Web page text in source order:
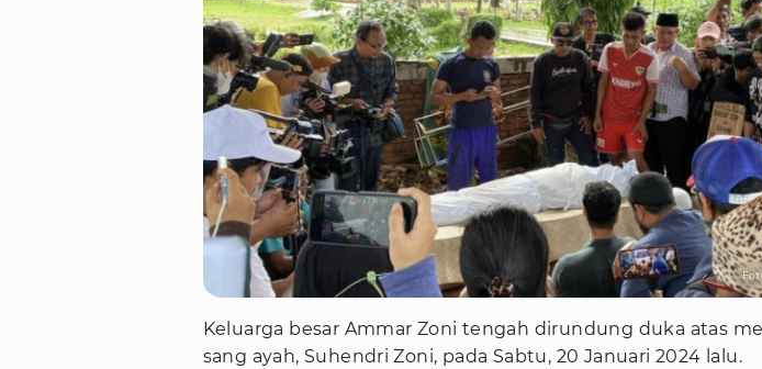
Keluarga besar Ammar Zoni tengah dirundung duka atas
sang ayah, Suhendri Zoni, pada Sabtu, 20 Januari 2024 lalu.